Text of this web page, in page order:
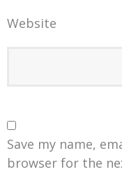
Website
Save my name,
browser for the